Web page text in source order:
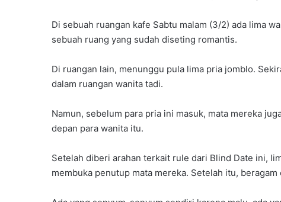
Di sebuah ruangan kafe Sabtu malam (3/2) ada lima
sebuah ruang yang sudah diseting romantis.
Di ruangan lain, menunggu pula lima pria jomblo.
dalam ruangan wanita tadi.
Namun, sebelum para pria ini masuk, mata mereka
depan para wanita itu.
Setelah diberi arahan terkait rule dari Blind Date ini,
membuka penutup mata mereka. Setelah itu,